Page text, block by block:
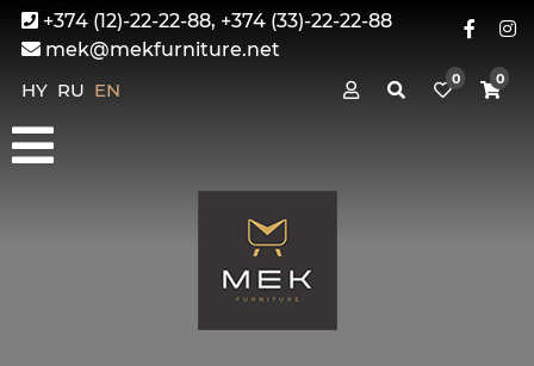
+374 (12)-22-22-88, +374 (33)-22-22-88
mek@mekfurniture.net
HY RU EN 0 0